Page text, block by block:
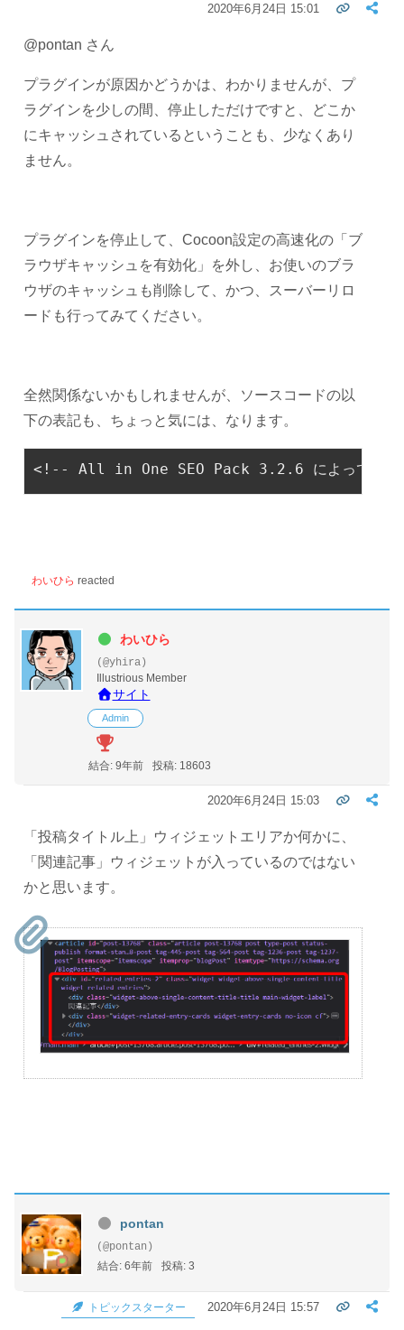
2020年6月24日 15:01
@pontan さん
プラグインが原因かどうかは、わかりませんが、プ
ラグインを少しの間、停止しただけですと、どこか
にキャッシュされているということも、少なくあり
ません。
プラグインを停止して、Cocoon設定の高速化の「ブ
ラウザキャッシュを有効化」を外し、お使いのブラ
ウザのキャッシュも削除して、かつ、スーバーリロ
ードも行ってみてください。
全然関係ないかもしれませんが、ソースコードの以
下の表記も、ちょっと気には、なります。
<!-- All in One SEO Pack 3.2.6 によって
わいひら reacted
わいひら
(@yhira)
Illustrious Member
サイト
Admin
結合: 9年前 投稿: 18603
2020年6月24日 15:03
「投稿タイトル上」ウィジェットエリアか何かに、
「関連記事」ウィジェットが入っているのではない
かと思います。
pontan
(@pontan)
結合: 6年前
投稿: 3
トピックスターター 2020年6月24日 15:57